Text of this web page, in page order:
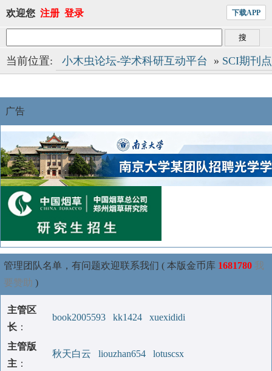
欢迎您 注册 登录 下载APP
当前位置: 小木虫论坛-学术科研互动平台 » SCI期刊
广告
管理团队名单，有问题欢迎联系我们 ( 本版金币库 1681780 我
要赞助 )
主管区
长 ：
book2005593 kk1424 xuexididi
主管版
主 ：
秋天白云 liouzhan654 lotuscsx